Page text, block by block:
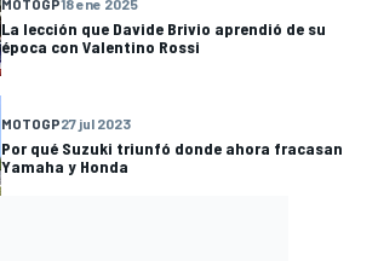
MOTOGP18 ene 2025
La lección que Davide Brivio aprendió de su
época con Valentino Rossi
MOTOGP27 jul 2023
Por qué Suzuki triunfó donde ahora fracasan
Yamaha y Honda